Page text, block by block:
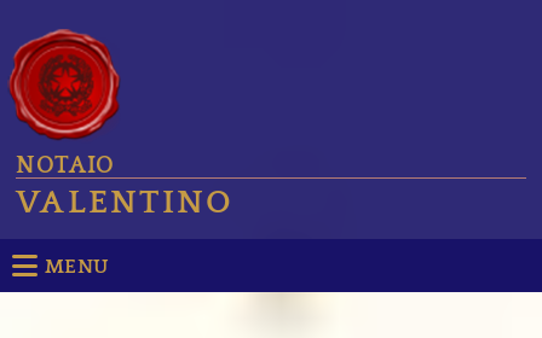
NOTAIO
VALENTINO
MENU